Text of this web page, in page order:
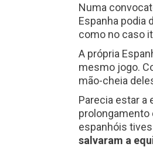
Numa
Espanha podia
como no caso
A própria
mesmo jogo.
mão-cheia
Parecia estar a
prolongamento
espanhóis
salvaram a